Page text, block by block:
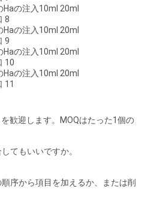
歓迎します。MOQはたった1個の
てもいいですか。
序から項目を加えるか、または削